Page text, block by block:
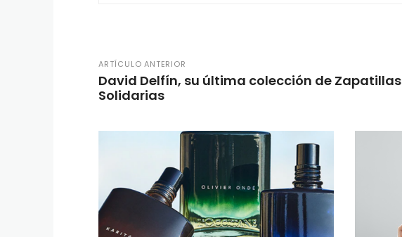
ARTÍCULO ANTERIOR
David Delfín, su última colección de Zapatillas
Solidarias